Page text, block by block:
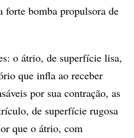
forte bomba propulsora de
o átrio, de superfície lisa,
que infla ao receber
por sua contração, as
de superfície rugosa
que o átrio, com